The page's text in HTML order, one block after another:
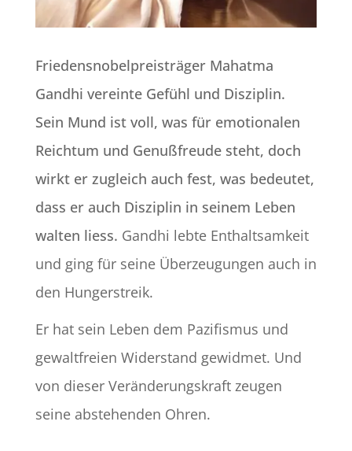
Friedensnobelpreisträger Mahatma
Gandhi vereinte Gefühl und Disziplin.
Sein Mund ist voll, was für emotionalen
Reichtum und Genußfreude steht, doch
wirkt er zugleich auch fest, was bedeutet,
dass er auch Disziplin in seinem Leben
walten liess. Gandhi lebte Enthaltsamkeit
und ging für seine Überzeugungen auch in
den Hungerstreik.
Er hat sein Leben dem Pazifismus und
gewaltfreien Widerstand gewidmet. Und
von dieser Veränderungskraft zeugen
seine abstehenden Ohren.